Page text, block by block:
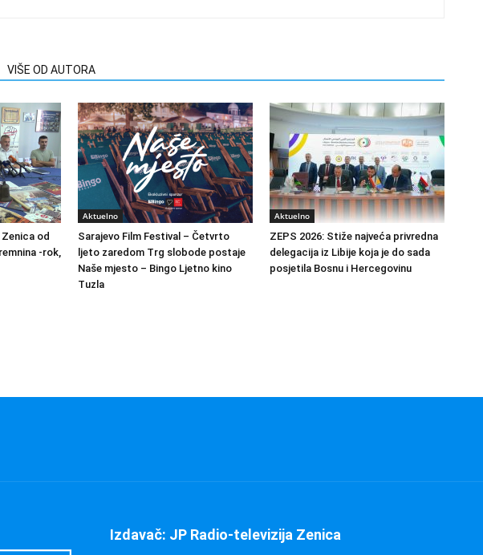
VIŠE OD AUTORA
od
-rok,
Aktuelno
Sarajevo Film Festival – Četvrto
ljeto zaredom Trg slobode postaje
Naše mjesto – Bingo Ljetno kino
Tuzla
Aktuelno
ZEPS 2026: Stiže najveća privredna
delegacija iz Libije koja je do sada
posjetila Bosnu i Hercegovinu
Izdavač: JP Radio-televizija Zenica